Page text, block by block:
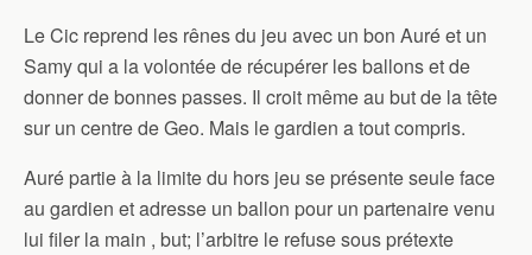
Le Cic reprend les rênes du jeu avec un bon Auré et un
Samy qui a la volontée de récupérer les ballons et de
donner de bonnes passes. Il croit même au but de la tête
sur un centre de Geo. Mais le gardien a tout compris.
Auré partie à la limite du hors jeu se présente seule face
au gardien et adresse un ballon pour un partenaire venu
lui filer la main , but; l’arbitre le refuse sous prétexte